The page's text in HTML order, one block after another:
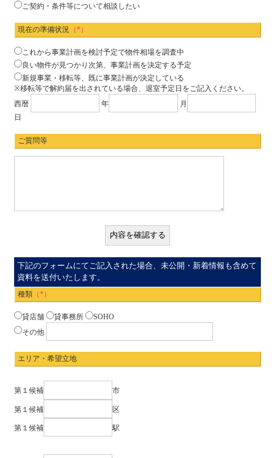
ご契約・条件等について相談したい
現在の準備状況（*）
これから事業計画を検討予定で物件相場を調査中
良い物件が見つかり次第、事業計画を決定する予定
新規事業・移転等、既に事業計画が決定している
※移転等で解約届を出されている場合、退室予定日をご記入ください。
西暦
年
月
日
ご質問等
下記のフォームにてご記入された場合、未公開・新着情報も含めて
資料を送付いたします。
種類（*）
貸店舗 貸事務所
SOHO
その他
エリア・希望立地
第１候補 市
第１候補 区
第１候補 駅